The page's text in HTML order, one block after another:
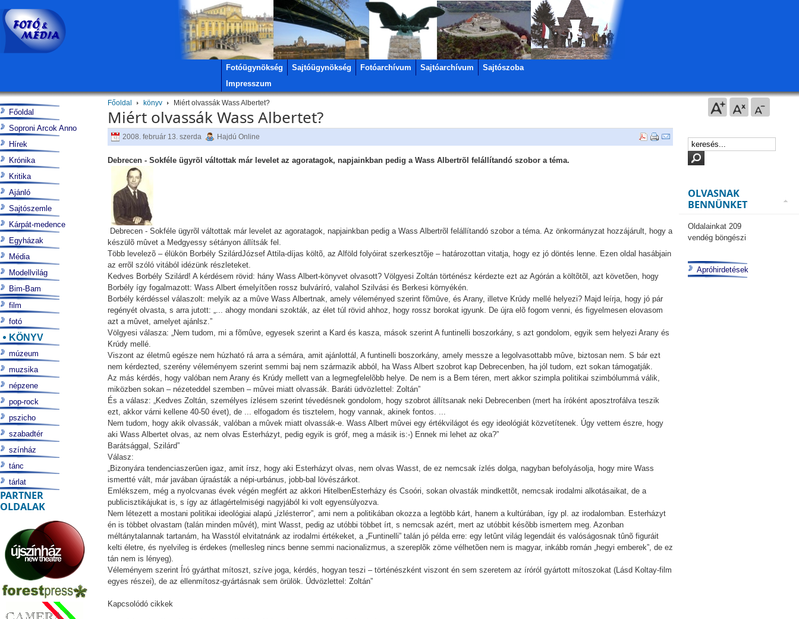
Fotóügynökség Sajtóügynökség Fotóarchívum Sajtóarchívum
Sajtószoba
Impresszum
Főoldal könyv Miért olvassák Wass Albertet?
Miért olvassák Wass Albertet?
2008. február 13. szerda Hajdú Online
Debrecen - Sokféle ügyrõl váltottak már levelet az agoratagok, napjainkban pedig a Wass Albertrõl felállítandó szobor a téma.
Debrecen - Sokféle ügyrõl váltottak már levelet az agoratagok, napjainkban pedig a Wass Albertrõl felállítandó szobor a téma. Az önkormányzat hozzájárult, hogy a
készülõ mûvet a Medgyessy sétányon állítsák fel.
Több levelezõ – élükön Borbély SzilárdJózsef Attila-díjas költõ, az Alföld folyóirat szerkesztõje – határozottan vitatja, hogy ez jó döntés lenne. Ezen oldal hasábjain
az errõl szóló vitából idézünk részleteket.
Kedves Borbély Szilárd! A kérdésem rövid: hány Wass Albert-könyvet olvasott? Völgyesi Zoltán történész kérdezte ezt az Agórán a költõtõl, azt követõen, hogy
Borbély így fogalmazott: Wass Albert émelyítõen rossz bulváríró, valahol Szilvási és Berkesi környékén.
Borbély kérdéssel válaszolt: melyik az a mûve Wass Albertnak, amely véleményed szerint fõmûve, és Arany, illetve Krúdy mellé helyezi? Majd leírja, hogy jó pár
regényét olvasta, s arra jutott: „... ahogy mondani szokták, az élet túl rövid ahhoz, hogy rossz borokat igyunk. De újra elõ fogom venni, és figyelmesen elovasom
azt a mûvet, amelyet ajánlsz.”
Völgyesi válasza: „Nem tudom, mi a fõmûve, egyesek szerint a Kard és kasza, mások szerint A funtinelli boszorkány, s azt gondolom, egyik sem helyezi Arany és
Krúdy mellé.
Viszont az életmû egésze nem húzható rá arra a sémára, amit ajánlottál, A funtinelli boszorkány, amely messze a legolvasottabb mûve, biztosan nem. S bár ezt
nem kérdezted, szerény véleményem szerint semmi baj nem származik abból, ha Wass Albert szobrot kap Debrecenben, ha jól tudom, ezt sokan támogatják.
Az más kérdés, hogy valóban nem Arany és Krúdy mellett van a legmegfelelõbb helye. De nem is a Bem téren, mert akkor szimpla politikai szimbólummá válik,
miközben sokan – nézeteddel szemben – mûvei miatt olvassák. Baráti üdvözlettel: Zoltán”
És a válasz: „Kedves Zoltán, személyes ízlésem szerint tévedésnek gondolom, hogy szobrot állítsanak neki Debrecenben (mert ha íróként aposztrofálva teszik
ezt, akkor várni kellene 40-50 évet), de ... elfogadom és tisztelem, hogy vannak, akinek fontos. ...
Nem tudom, hogy akik olvassák, valóban a mûvek miatt olvassák-e. Wass Albert mûvei egy értékvilágot és egy ideológiát közvetítenek. Úgy vettem észre, hogy
aki Wass Albertet olvas, az nem olvas Esterházyt, pedig egyik is gróf, meg a másik is:-) Ennek mi lehet az oka?”
Barátsággal, Szilárd”
Válasz:
„Bizonyára tendenciaszerûen igaz, amit írsz, hogy aki Esterházyt olvas, nem olvas Wasst, de ez nemcsak ízlés dolga, nagyban befolyásolja, hogy mire Wass
ismertté vált, már javában újraásták a népi-urbánus, jobb-bal lövészárkot.
Emlékszem, még a nyolcvanas évek végén megfért az akkori HitelbenEsterházy és Csoóri, sokan olvasták mindkettõt, nemcsak irodalmi alkotásaikat, de a
publicisztikájukat is, s így az átlagértelmiségi nagyjából ki volt egyensúlyozva.
Nem létezett a mostani politikai ideológiai alapú „ízlésterror”, ami nem a politikában okozza a legtöbb kárt, hanem a kultúrában, így pl. az irodalomban. Esterházyt
én is többet olvastam (talán minden mûvét), mint Wasst, pedig az utóbbi többet írt, s nemcsak azért, mert az utóbbit késõbb ismertem meg. Azonban
méltánytalannak tartanám, ha Wasstól elvitatnánk az irodalmi értékeket, a „Funtinelli” talán jó példa erre: egy letûnt világ legendáit és valóságosnak tûnõ figuráit
kelti életre, és nyelvileg is érdekes (mellesleg nincs benne semmi nacionalizmus, a szereplõk zöme vélhetõen nem is magyar, inkább román „hegyi emberek”, de ez
tán nem is lényeg).
Véleményem szerint Író gyárthat mítoszt, szíve joga, kérdés, hogyan teszi – történészként viszont én sem szeretem az íróról gyártott mítoszokat (Lásd Koltay-film
egyes részei), de az ellenmítosz-gyártásnak sem örülök. Üdvözlettel: Zoltán”
Kapcsolódó cikkek
Főoldal
Soproni Arcok Anno
Hírek
Krónika
Kritika
Ajánló
Sajtószemle
Kárpát-medence
Egyházak
Média
Modellvilág
Bim-Bam
film
fotó
KÖNYV
múzeum
muzsika
népzene
pop-rock
pszicho
szabadtér
színház
tánc
tárlat
PARTNER
OLDALAK
OLVASNAK
BENNÜNKET
Oldalainkat 209
vendég böngészi
Apróhirdetések